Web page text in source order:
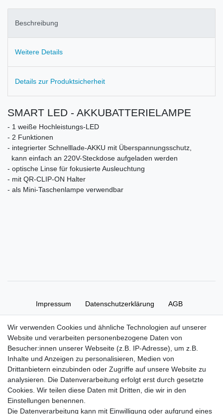
Beschreibung
Weitere Details
Details zur Produktsicherheit
SMART LED - AKKUBATTERIELAMPE
- 1 weiße Hochleistungs-LED
- 2 Funktionen
- integrierter Schnelllade-AKKU mit Überspannungsschutz,
kann einfach an 220V-Steckdose aufgeladen werden
- optische Linse für fokusierte Ausleuchtung
- mit QR-CLIP-ON Halter
- als Mini-Taschenlampe verwendbar
Impressum Daten­schutz­erklärung AGB
Widerrufs­recht Vertrag widerrufen Kontakt
Zahlung und Versand
Zahlung
Versand
Wir verwenden Cookies und ähnliche Technologien auf unserer
Website und verarbeiten personenbezogene Daten von
Besucher:innen unserer Webseite (z.B. IP-Adresse), um z.B.
Inhalte und Anzeigen zu personalisieren, Medien von
Drittanbietern einzubinden oder Zugriffe auf unsere Website zu
analysieren. Die Datenverarbeitung erfolgt erst durch gesetzte
Cookies. Wir teilen diese Daten mit Dritten, die wir in den
Einstellungen benennen.
Die Datenverarbeitung kann mit Einwilligung oder aufgrund eines